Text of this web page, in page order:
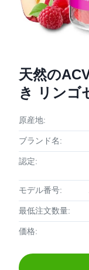
天然の
き リンゴ
原産地:
ブランド名:
認定:
モデル番号:
最低注文数量:
価格: